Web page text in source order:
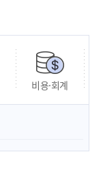
비용·회계